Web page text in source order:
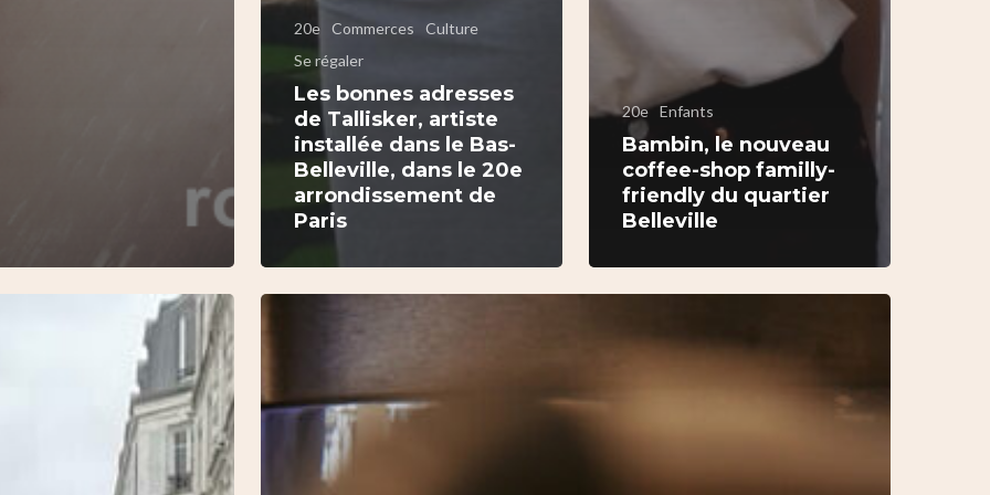
20e Commerces
Culture
Se régaler
Les bonnes adresses
de Tallisker, artiste
installée dans le Bas-
Belleville, dans le 20e
arrondissement de
Paris
20e Enfants
Bambin, le nouveau
coffee-shop familly-
friendly du quartier
Belleville